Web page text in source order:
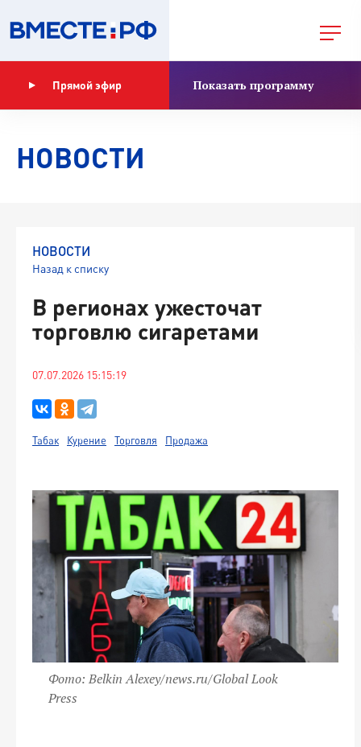
Прямой эфир Показать программу
НОВОСТИ
НОВОСТИ
Назад к списку
В регионах ужесточат
торговлю сигаретами
07.07.2026 15:15:19
Табак Курение Торговля Продажа
Фото: Belkin Alexey/news.ru/Global Look
Press